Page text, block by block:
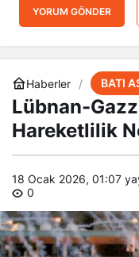
YORUM GÖNDER
Haberler BATI
Lübnan-
Hareketlilik
18 Ocak 2026, 01:07
0